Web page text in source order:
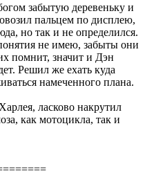
забытую деревеньку и
пальцем по дисплею,
но так и не определился.
не имею, забыты они
помнит, значит и Дэн
Решил же ехать куда
намеченного плана.
ласково накрутил
как мотоцикла, так и